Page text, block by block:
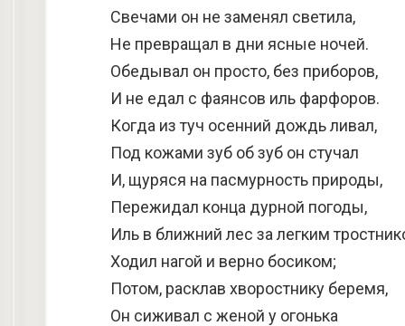
Свечами он не заменял светила,
Не превращал в дни ясные ночей.
Обедывал он просто, без приборов,
И не едал с фаянсов иль фарфоров.
Когда из туч осенний дождь ливал,
Под кожами зуб об зуб он стучал
И, щуряся на пасмурность природы,
Пережидал конца дурной погоды,
Иль в ближний лес за легким
Ходил нагой и верно босиком;
Потом, расклав хворостнику беремя,
Он сиживал с женой у огонька